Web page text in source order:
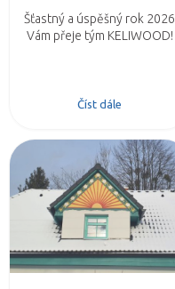
Šťastný a úspěšný rok 2026
Vám přeje tým KELIWOOD!
Číst dále